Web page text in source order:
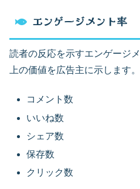
エンゲージメント率
読者の反応を示すエンゲージ
上の価値を広告主に示します。
コメント数
いいね数
シェア数
保存数
クリック数